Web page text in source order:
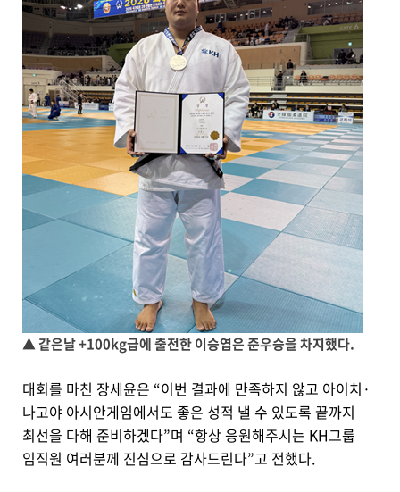
▲ 같은날 +100kg급에 출전한 이승엽은 준우승을 차지했다.
대회를 마친 장세윤은 “이번 결과에 만족하지 않고 아이치·
나고야 아시안게임에서도 좋은 성적 낼 수 있도록 끝까지
최선을 다해 준비하겠다”며 “항상 응원해주시는 KH그룹
임직원 여러분께 진심으로 감사드린다”고 전했다.